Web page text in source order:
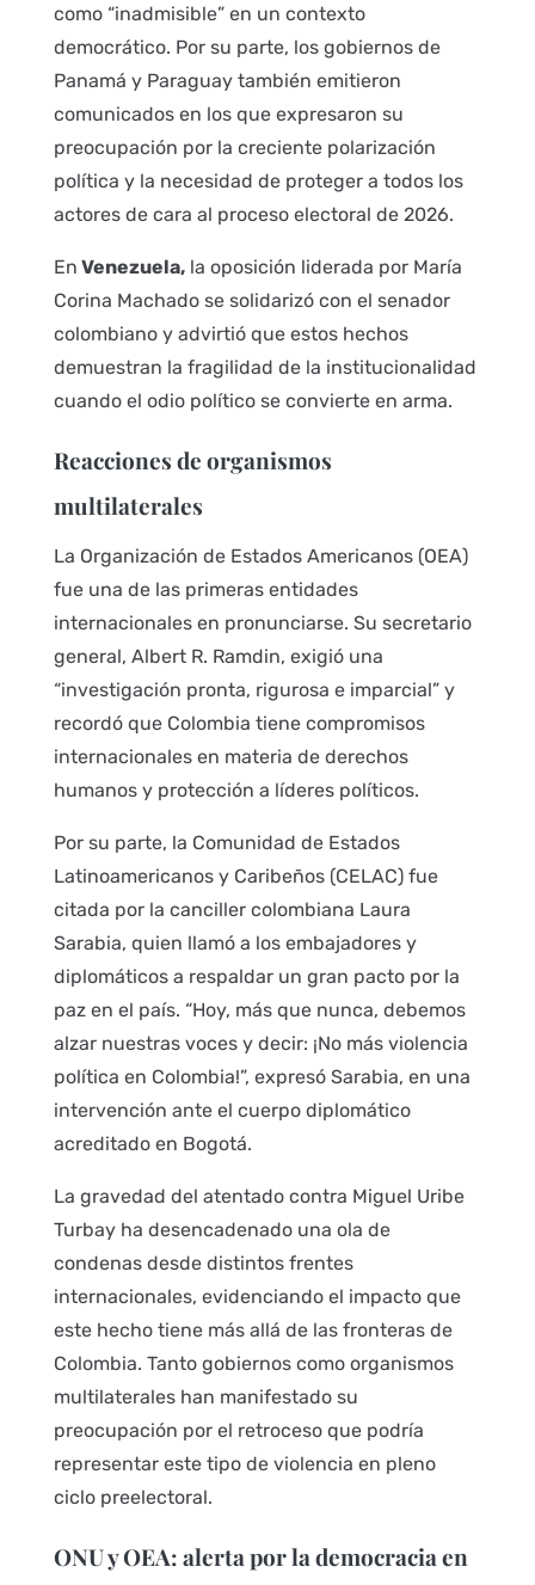
como “inadmisible” en un contexto
democrático. Por su parte, los gobiernos de
Panamá y Paraguay también emitieron
comunicados en los que expresaron su
preocupación por la creciente polarización
política y la necesidad de proteger a todos los
actores de cara al proceso electoral de 2026.
En Venezuela,la oposición liderada por María
Corina Machado se solidarizó con el senador
colombiano y advirtió que estos hechos
demuestran la fragilidad de la institucionalidad
cuando el odio político se convierte en arma.
Reacciones de organismos
multilaterales
La Organización de Estados Americanos (OEA)
fue una de las primeras entidades
internacionales en pronunciarse. Su secretario
general, Albert R. Ramdin, exigió una
“investigación pronta, rigurosa e imparcial” y
recordó que Colombia tiene compromisos
internacionales en materia de derechos
humanos y protección a líderes políticos.
Por su parte, la Comunidad de Estados
Latinoamericanos y Caribeños (CELAC) fue
citada por la canciller colombiana Laura
Sarabia, quien llamó a los embajadores y
diplomáticos a respaldar un gran pacto por la
paz en el país. “Hoy, más que nunca, debemos
alzar nuestras voces y decir: ¡No más violencia
política en Colombia!”, expresó Sarabia, en una
intervención ante el cuerpo diplomático
acreditado en Bogotá.
La gravedad del atentado contra Miguel Uribe
Turbay ha desencadenado una ola de
condenas desde distintos frentes
internacionales, evidenciando el impacto que
este hecho tiene más allá de las fronteras de
Colombia. Tanto gobiernos como organismos
multilaterales han manifestado su
preocupación por el retroceso que podría
representar este tipo de violencia en pleno
ciclo preelectoral.
ONU y OEA: alerta por la democracia en